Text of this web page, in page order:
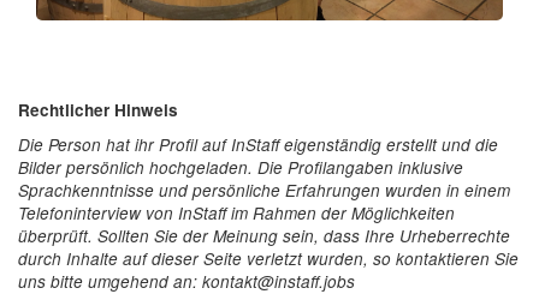
Rechtlicher Hinweis
Die Person hat ihr Profil auf InStaff eigenständig erstellt und die
Bilder persönlich hochgeladen. Die Profilangaben inklusive
Sprachkenntnisse und persönliche Erfahrungen wurden in einem
Telefoninterview von InStaff im Rahmen der Möglichkeiten
überprüft. Sollten Sie der Meinung sein, dass Ihre Urheberrechte
durch Inhalte auf dieser Seite verletzt wurden, so kontaktieren Sie
uns bitte umgehend an: kontakt@instaff.jobs